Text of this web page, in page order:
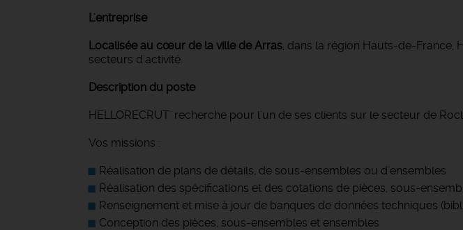
L'entreprise
Localisée au cœur de la ville de Arras, dans la région Hauts-de-France,
secteurs d'activité.
Description du poste
HELLORECRUT' recherche pour l'un de ses clients sur le secteur de
Vos missions :
Réalisation de plans de détails, de sous-ensembles ou d'ensembles
Réalisation des spécifications et des cotations de pièces, sous-
Renseignement et mise à jour de banques de données techniques
Conception des pièces, sous-ensembles et ensembles